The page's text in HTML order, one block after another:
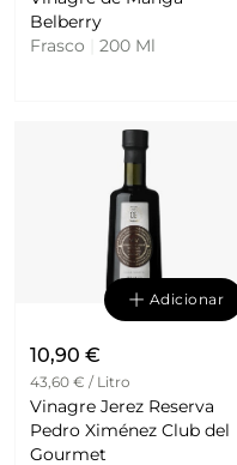
Belberry
Frasco
200 Ml
Adicionar
10,90 €
43,60 € / Litro
Vinagre Jerez Reserva
Pedro Ximénez Club del
Gourmet